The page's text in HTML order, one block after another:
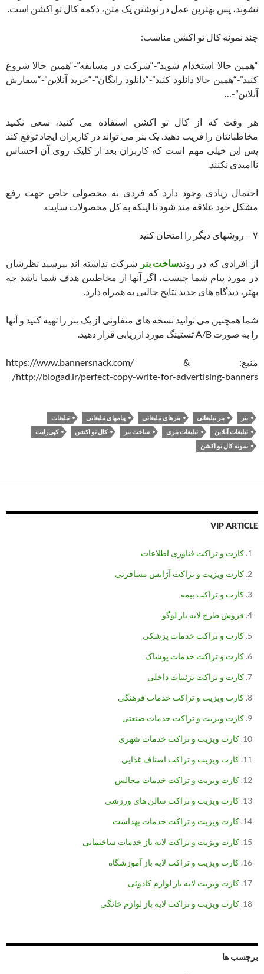
نشوند، پس بهترین عمل در نوشتن یک متن، دکمه کال تو اکشن است.
چند نمونه کال تو اکشن مناسب:
“همین حالا استخدام شوید”-“شرکت در مسابقه”-“همین حالا شروع
کنید”-“همین حالا دانلود کنید”-“دانلود رایگان”-“خرید آنلاین”-“سفارش
آنلاین”-…
هر وقت که از کال تو اکشن استفاده می کنید، سعی نکنید
مخاطبانتان را فریب دهید. یک بنر می تواند در کاربران ایجاد توقع کند
پس این خیلی مهم است که کاربران بعد از کلیک روی آن احساس
ناامیدی نکنند.
احتمال زیادی وجود دارد که فردی به محصولی خاص جهت رفع
مشکل خود علاقه مند شود تا اینکه به کل محصولات سایت.
۷ – روشهای دیگر را امتحان کنید
از افرادی که در روندساخت بنر شرکت نداشته اند بپرسید نظرشان
در مورد پیام شما چیست، اگر آنها از مخاطبین هدف شما باشد چه
بهتر، دیدگاه های جدید نتایج جالبی به همراه دارد.
شما همچنین می توانید نسخه های متفاوتی از یک بنر را تهیه کنید و آنها
را به صورت A/B تستینگ مورد ازریابی قرار دهید.
منبع: https://www.bannersnack.com/ &
http://blogad.ir/perfect-copy-write-for-advertising-banners/
بنر بنر تبلیغاتی بنرهای تبلیغاتی پیامهای تبلیغاتی
تبلیغات
تبلیغات آنلاین
تبلیغات بنری ساخت بنر کال تو اکشن
کپی‌رایت
نمونه کال تو اکشن
VIP ARTICLE
کارت و تراکت فناوری اطلاعات
کارت ویزیت و تراکت آژانس مسافرتی
کارت و تراکت بیمه
فروش طرح لایه باز لوگو
کارت و تراکت خدمات پزشکی
کارت و تراکت خدمات پوشاک
کارت و تراکت تزئینات داخلی
کارت ویزیت و تراکت خدمات فرهنگی
کارت ویزیت و تراکت خدمات صنعتی
کارت ویزیت و تراکت خدمات شهری
کارت ویزیت و تراکت اصناف غذایی
کارت ویزیت و تراکت خدمات مجالس
کارت ویزیت و تراکت سالن های ورزشی
کارت ویزیت و تراکت خدمات بهداشت
کارت ویزیت و تراکت لایه باز خدمات ساختمانی
کارت ویزیت و تراکت لایه باز آموزشگاه
کارت ویزیت لایه باز لوازم کادوئی
کارت ویزیت و تراکت لایه باز لوازم خانگی
برچسب ها